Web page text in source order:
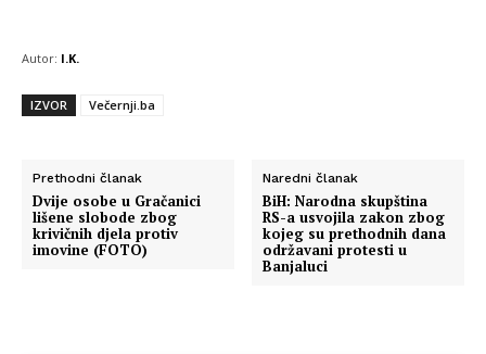
Autor: I.K.
IZVOR Večernji.ba
Prethodni članak
Dvije osobe u Gračanici
lišene slobode zbog
krivičnih djela protiv
imovine (FOTO)
Naredni članak
BiH: Narodna skupština
RS-a usvojila zakon zbog
kojeg su prethodnih dana
održavani protesti u
Banjaluci